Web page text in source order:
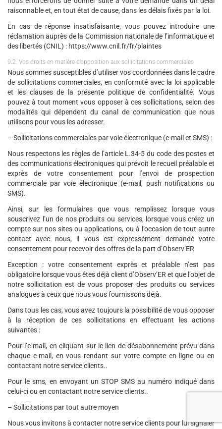
raisonnable et, en tout état de cause, dans les délais fixés par la loi.
En cas de réponse insatisfaisante, vous pouvez introduire une
réclamation auprès de la Commission nationale de l’informatique et
des libertés (CNIL) : https://www.cnil.fr/fr/plaintes
9.2. Vos droits en matière d’opposition aux sollicitations commerciales
Nous sommes susceptibles d’utiliser vos coordonnées dans le cadre
de sollicitations commerciales, en conformité avec la loi applicable
et les clauses de la présente politique de confidentialité. Vous
pouvez à tout moment vous opposer à ces sollicitations, selon des
modalités qui dépendent du canal de communication que nous
utilisons pour vous les adresser.
– Sollicitations commerciales par voie électronique (e-mail et SMS) :
Nous respectons les règles de l’article L.34-5 du code des postes et
des communications électroniques qui prévoit le recueil préalable et
exprès de votre consentement pour l’envoi de prospection
commerciale par voie électronique (e-mail, push notifications ou
SMS).
Ainsi, sur les formulaires que vous remplissez lorsque vous
souscrivez l’un de nos produits ou services, lorsque vous créez un
compte sur nos sites ou applications, ou à l’occasion de tout autre
contact avec nous, il vous est expressément demandé votre
consentement pour recevoir des offres de la part d’Observ’ER
Exception : votre consentement exprès et préalable n’est pas
obligatoire lorsque vous êtes déjà client d’Observ’ER et que l’objet de
notre sollicitation est de vous proposer des produits ou services
analogues à ceux que nous vous fournissons déjà.
Dans tous les cas, vous avez toujours la possibilité de vous opposer
à la réception de ces sollicitations en effectuant les actions
suivantes :
Pour l’e-mail, en cliquant sur le lien de désabonnement prévu dans
chaque e-mail, en vous rendant sur votre compte en ligne ou en
contactant notre service clients..
Pour le sms, en envoyant un STOP SMS au numéro indiqué dans
celui-ci ou en contactant notre service clients..
– Sollicitations par tout autre moyen
Nous vous invitons à contacter notre service clients pour lui signaler